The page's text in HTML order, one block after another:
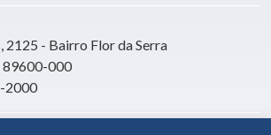
2125 - Bairro Flor da Serra
89600-000
2000